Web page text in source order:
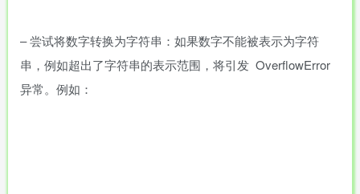
– 尝试将数字转换为字符串：如果数字不能被表示为字符
串，例如超出了字符串的表示范围，将引发 OverflowError
异常。例如：